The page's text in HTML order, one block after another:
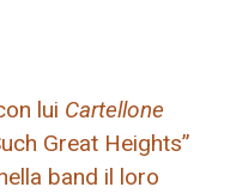
lui Cartellone
Great Heights”
band il loro